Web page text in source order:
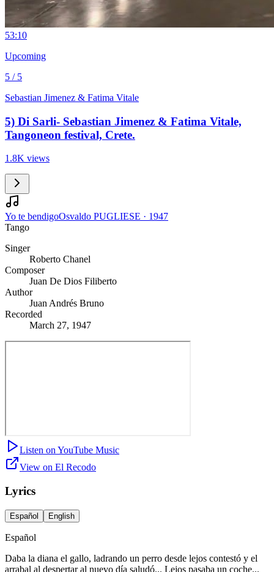
53:10
Upcoming
5 / 5
Sebastian Jimenez & Fatima Vitale
5) Di Sarli- Sebastian Jimenez & Fatima Vitale,
Tangoneon festival, Crete.
1.8K views
Yo te bendigoOsvaldo PUGLIESE · 1947
Tango
Singer
Roberto Chanel
Composer
Juan De Dios Filiberto
Author
Juan Andrés Bruno
Recorded
March 27, 1947
Listen on YouTube Music
View on El Recodo
Lyrics
Español English
Español
Daba la diana el gallo, ladrando un perro desde lejos contestó y el
arrabal al despertar al nuevo día saludó... Lejos pasaba un coche...